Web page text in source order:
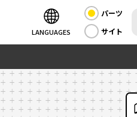
LANGUAGES
パーツ
サイト